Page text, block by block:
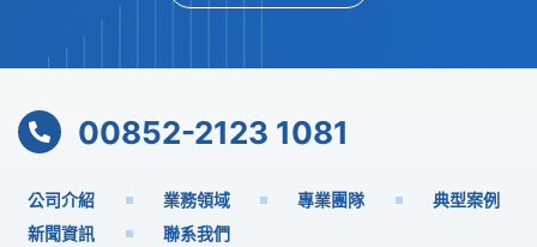
00852-2123 1081
公司介紹 業務領域 專業團隊
典型案例
新聞資訊
聯系我們